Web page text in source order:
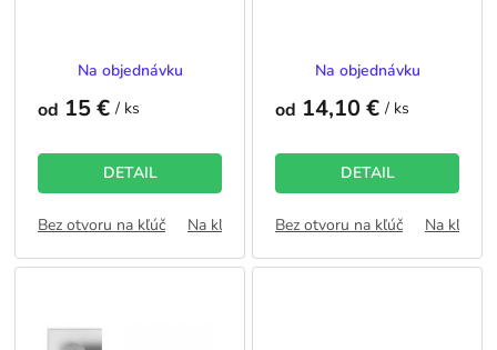
Priemerné
produktu
z
5
Na objednávku
od 15 € / ks
DETAIL
Bez otvoru na kľúč Na kľúč WC zámok FAB
Priemerné
produktu
z
5
Na objednávku
od 14,10 € / ks
DETAIL
Bez otvoru na kľúč Na kľúč